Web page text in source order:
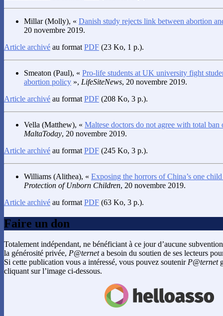
Millar(Molly), « Danish study rejects link between abortion
20 novembre 2019.
Article archivé au format PDF (23 Ko, 1 p.).
Smeaton (Paul), « Pro-life students at UK university fight
abortion policy », LifeSiteNews, 20 novembre 2019.
Article archivé au format PDF (208 Ko, 3 p.).
Vella (Matthew), « Maltese doctors do not agree with total
MaltaToday, 20 novembre 2019.
Article archivé au format PDF (245 Ko, 3 p.).
Williams (Alithea), « Exposing the horrors of China’s one
Protection of Unborn Children, 20 novembre 2019.
Article archivé au format PDF (63 Ko, 3 p.).
Faire un don
Totalement indépendant, ne bénéficiant à ce jour d’aucune
la générosité privée, P@terneta besoin du soutien de ses lecteurs
Si cette publication vous a intéressé, vous pouvez soutenirP@ternet
cliquant sur l’image ci-dessous.